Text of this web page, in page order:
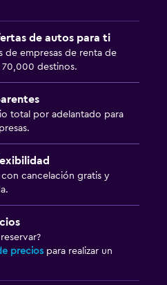
de autos para ti
de empresas de renta de
70,000 destinos.
total por adelantado para
con cancelación gratis y
precios para realizar un